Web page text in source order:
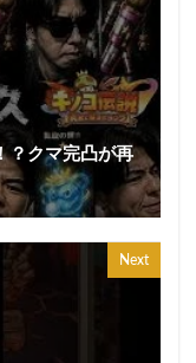
？クマ完凸が再
Next